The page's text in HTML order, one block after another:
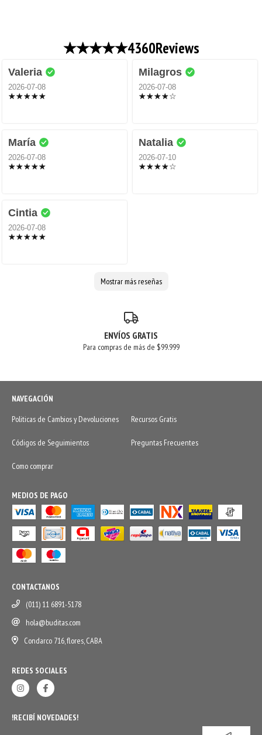
4360Reviews
Valeria
2026-07-08
Milagros
2026-07-08
María
2026-07-08
Natalia
2026-07-10
Cintia
2026-07-08
Mostrar más reseñas
ENVÍOS GRATIS
Para compras de más de $99.999
NAVEGACIÓN
Politicas de Cambios y Devoluciones
Recursos Gratis
Códigos de Seguimientos Preguntas Frecuentes
Como comprar
MEDIOS DE PAGO
CONTACTANOS
(011) 11 6891-5178
hola@buditas.com
Condarco 716, flores, CABA
REDES SOCIALES
!RECIBÍ NOVEDADES!